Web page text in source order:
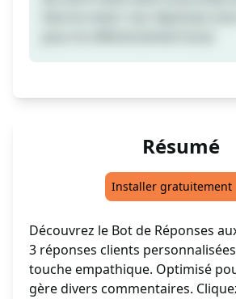
Résumé
Installer gratuitement
Découvrez le Bot de Réponses
3 réponses clients
touche empathique. Optimisé
gère divers commentaires.